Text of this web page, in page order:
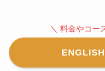
＼ 料金やコー